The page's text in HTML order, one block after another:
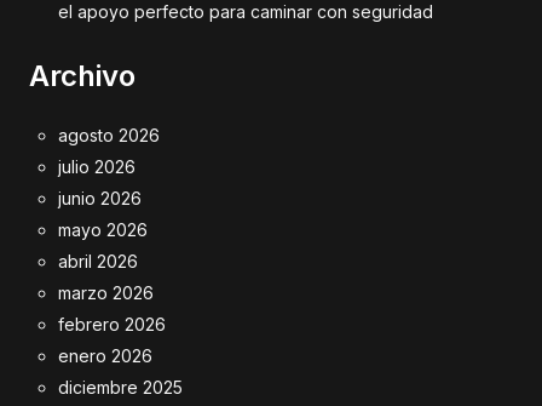
el apoyo perfecto para caminar con seguridad
Archivo
agosto 2026
julio 2026
junio 2026
mayo 2026
abril 2026
marzo 2026
febrero 2026
enero 2026
diciembre 2025